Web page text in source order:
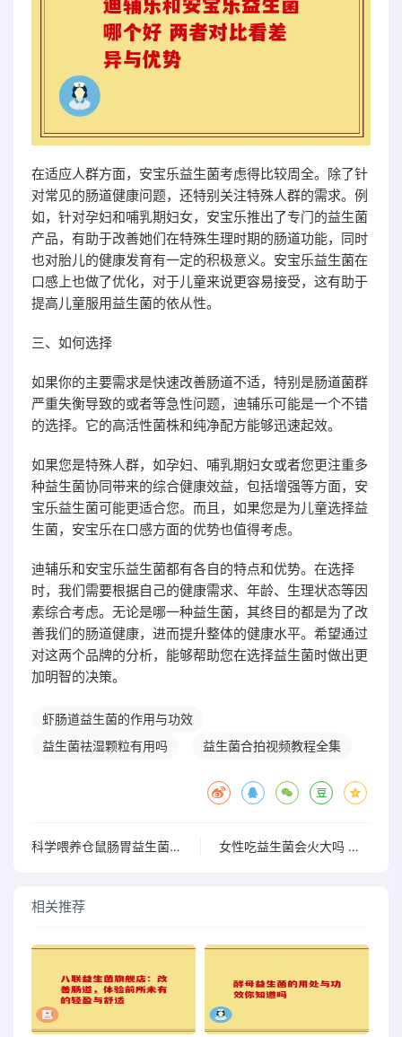
在适应人群方面，安宝乐益生菌考虑得比较周全。除了针
对常见的肠道健康问题，还特别关注特殊人群的需求。例
如，针对孕妇和哺乳期妇女，安宝乐推出了专门的益生菌
产品，有助于改善她们在特殊生理时期的肠道功能，同时
也对胎儿的健康发育有一定的积极意义。安宝乐益生菌在
口感上也做了优化，对于儿童来说更容易接受，这有助于
提高儿童服用益生菌的依从性。
三、如何选择
如果你的主要需求是快速改善肠道不适，特别是肠道菌群
严重失衡导致的或者等急性问题，迪辅乐可能是一个不错
的选择。它的高活性菌株和纯净配方能够迅速起效。
如果您是特殊人群，如孕妇、哺乳期妇女或者您更注重多
种益生菌协同带来的综合健康效益，包括增强等方面，安
宝乐益生菌可能更适合您。而且，如果您是为儿童选择益
生菌，安宝乐在口感方面的优势也值得考虑。
迪辅乐和安宝乐益生菌都有各自的特点和优势。在选择
时，我们需要根据自己的健康需求、年龄、生理状态等因
素综合考虑。无论是哪一种益生菌，其终目的都是为了改
善我们的肠道健康，进而提升整体的健康水平。希望通过
对这两个品牌的分析，能够帮助您在选择益生菌时做出更
加明智的决策。
虾肠道益生菌的作用与功效
益生菌祛湿颗粒有用吗
益生菌合拍视频教程全集
科学喂养仓鼠肠胃益生菌丸，提升宠物舒适感的佳方法 女性吃益生菌会火大吗 探究女性食用益生菌与上火的关系
相关推荐